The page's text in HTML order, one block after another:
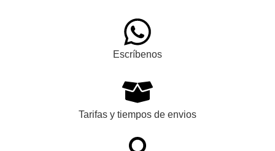
Escríbenos
Tarifas y tiempos de envios